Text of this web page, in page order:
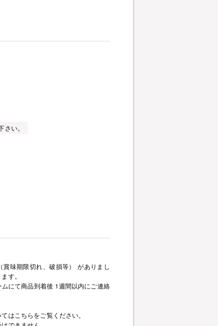
さい。
味期限切れ、破損等） がありまし
す。
にて商品到着後 1週間以内にご連絡
はこちらをご覧ください。